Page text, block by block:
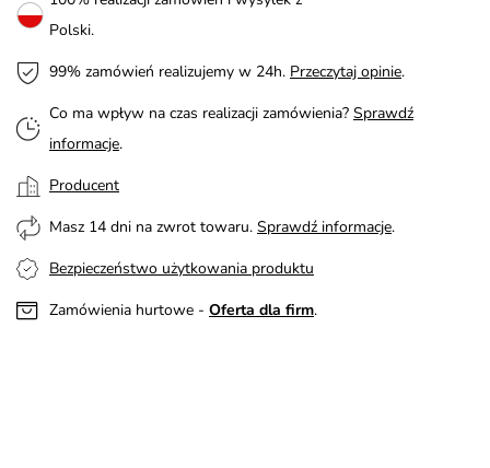
Polski.
99% zamówień realizujemy w 24h. Przeczytaj opinie.
Co ma wpływ na czas realizacji zamówienia? Sprawdź
informacje.
Producent
Masz 14 dni na zwrot towaru. Sprawdź informacje.
Bezpieczeństwo użytkowania produktu
Zamówienia hurtowe - Oferta dla firm.